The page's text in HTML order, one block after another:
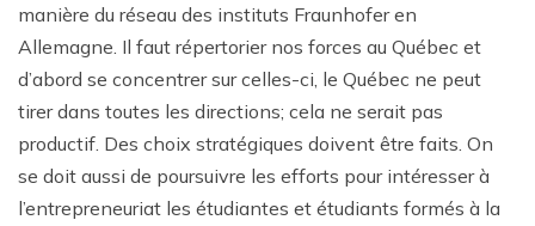
manière du réseau des instituts Fraunhofer en
Allemagne. Il faut répertorier nos forces au Québec et
d’abord se concentrer sur celles-ci, le Québec ne peut
tirer dans toutes les directions; cela ne serait pas
productif. Des choix stratégiques doivent être faits. On
se doit aussi de poursuivre les efforts pour intéresser à
l’entrepreneuriat les étudiantes et étudiants formés à la